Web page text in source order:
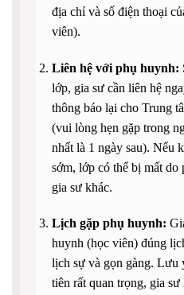
địa chỉ và số điện thoại
viên).
Liên hệ với phụ huynh:
lớp, gia sư cần liên hệ
thông báo lại cho Trung
(vui lòng hẹn gặp trong
nhất là 1 ngày sau). Nếu
sớm, lớp có thể bị mất do
gia sư khác.
Lịch gặp phụ huynh:
huynh (học viên) đúng
lịch sự và gọn gàng. Lưu
tiên rất quan trọng, gia